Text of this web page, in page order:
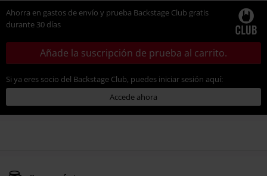
Ahorra en gastos de envío y prueba Backstage Club gratis
durante 30 días
Añade la suscripción de prueba al carrito.
Si ya eres socio del Backstage Club, puedes iniciar sesión aquí:
Accede ahora